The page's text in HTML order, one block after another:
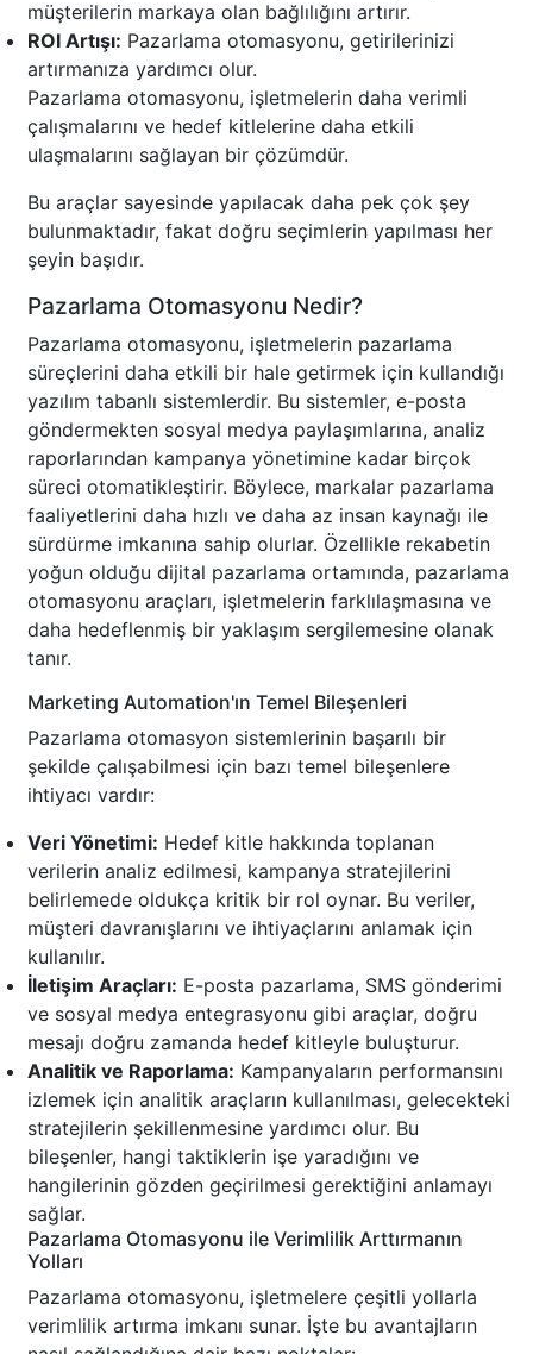
müşterilerin markaya olan bağlılığını artırır.
ROI Artışı: Pazarlama otomasyonu, getirilerinizi
artırmanıza yardımcı olur.
Pazarlama otomasyonu, işletmelerin daha verimli
çalışmalarını ve hedef kitlelerine daha etkili
ulaşmalarını sağlayan bir çözümdür.
Bu araçlar sayesinde yapılacak daha pek çok şey
bulunmaktadır, fakat doğru seçimlerin yapılması her
şeyin başıdır.
Pazarlama Otomasyonu Nedir?
Pazarlama otomasyonu, işletmelerin pazarlama
süreçlerini daha etkili bir hale getirmek için kullandığı
yazılım tabanlı sistemlerdir. Bu sistemler, e-posta
göndermekten sosyal medya paylaşımlarına, analiz
raporlarından kampanya yönetimine kadar birçok
süreci otomatikleştirir. Böylece, markalar pazarlama
faaliyetlerini daha hızlı ve daha az insan kaynağı ile
sürdürme imkanına sahip olurlar. Özellikle rekabetin
yoğun olduğu dijital pazarlama ortamında, pazarlama
otomasyonu araçları, işletmelerin farklılaşmasına ve
daha hedeflenmiş bir yaklaşım sergilemesine olanak
tanır.
Marketing Automation'ın Temel Bileşenleri
Pazarlama otomasyon sistemlerinin başarılı bir
şekilde çalışabilmesi için bazı temel bileşenlere
ihtiyacı vardır:
Veri Yönetimi: Hedef kitle hakkında toplanan
verilerin analiz edilmesi, kampanya stratejilerini
belirlemede oldukça kritik bir rol oynar. Bu veriler,
müşteri davranışlarını ve ihtiyaçlarını anlamak için
kullanılır.
İletişim Araçları: E-posta pazarlama, SMS gönderimi
ve sosyal medya entegrasyonu gibi araçlar, doğru
mesajı doğru zamanda hedef kitleyle buluşturur.
Analitik ve Raporlama: Kampanyaların performansını
izlemek için analitik araçların kullanılması, gelecekteki
stratejilerin şekillenmesine yardımcı olur. Bu
bileşenler, hangi taktiklerin işe yaradığını ve
hangilerinin gözden geçirilmesi gerektiğini anlamayı
sağlar.
Pazarlama Otomasyonu ile Verimlilik Arttırmanın
Yolları
Pazarlama otomasyonu, işletmelere çeşitli yollarla
verimlilik artırma imkanı sunar. İşte bu avantajların